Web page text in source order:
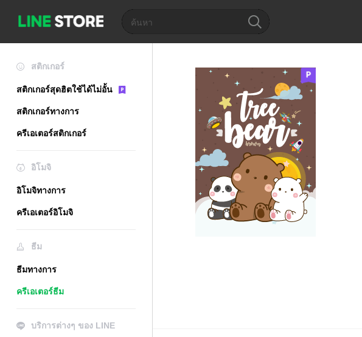
สติกเกอร์
สติกเกอร์สุดฮิตใช้ได้ไม่อั้น
สติกเกอร์ทางการ
ครีเอเตอร์สติกเกอร์
อิโมจิ
อิโมจิทางการ
ครีเอเตอร์อิโมจิ
ธีม
ธีมทางการ
ครีเอเตอร์ธีม
บริการต่างๆ ของ LINE